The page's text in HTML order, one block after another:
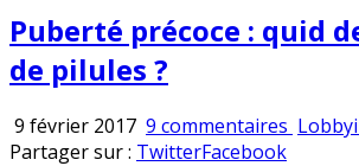
Puberté précoce : quid
de pilules ?
9 février 2017 9 commentaires sur
Publié
Partager sur : TwitterFacebook